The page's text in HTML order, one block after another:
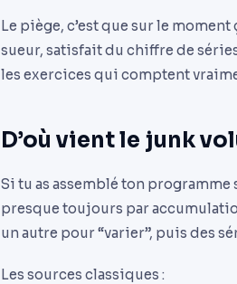
Le piège, c’est que sur le
sueur, satisfait du chiffre de
les exercices qui comptent
D’où vient le junk
Si tu as assemblé ton programme
presque toujours par
un autre pour “varier”, puis des
Les sources classiques :